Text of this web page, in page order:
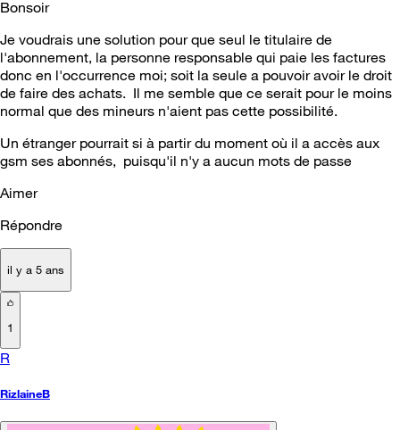
Bonsoir
Je voudrais une solution pour que seul le titulaire de
l'abonnement, la personne responsable qui paie les factures
donc en l'occurrence moi; soit la seule a pouvoir avoir le droit
de faire des achats. Il me semble que ce serait pour le moins
normal que des mineurs n'aient pas cette possibilité.
Un étranger pourrait si à partir du moment où il a accès aux
gsm ses abonnés, puisqu'il n'y a aucun mots de passe
Aimer
Répondre
il y a 5 ans
1
R
RizlaineB